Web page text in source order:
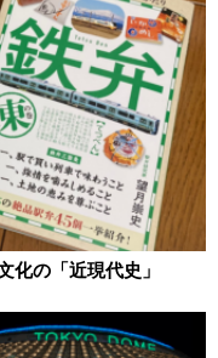
化の「近現代史」